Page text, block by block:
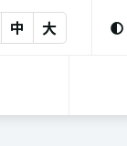
中 大